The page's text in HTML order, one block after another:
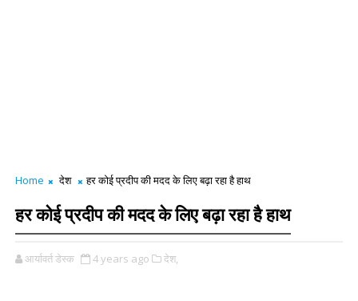
Home देश हर कोई प्रदीप की मदद के लिए बढ़ा रहा है हाथ
हर कोई प्रदीप की मदद के लिए बढ़ा रहा है हाथ
आर्यावर्त डेस्क 4 years ago देश,